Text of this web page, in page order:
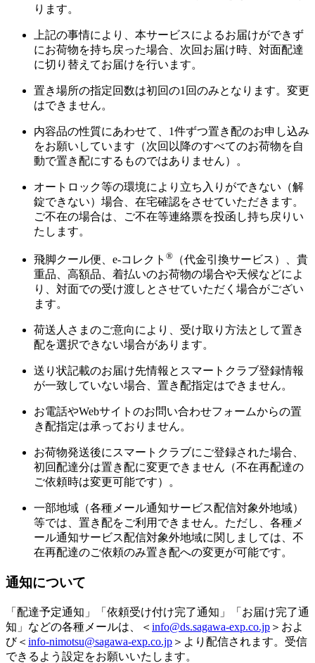
ります。
上記の事情により、本サービスによるお届けができず
にお荷物を持ち戻った場合、次回お届け時、対面配達
に切り替えてお届けを行います。
置き場所の指定回数は初回の1回のみとなります。変更
はできません。
内容品の性質にあわせて、1件ずつ置き配のお申し込み
をお願いしています（次回以降のすべてのお荷物を自
動で置き配にするものではありません）。
オートロック等の環境により立ち入りができない（解
錠できない）場合、在宅確認をさせていただきます。
ご不在の場合は、ご不在等連絡票を投函し持ち戻りい
たします。
飛脚クール便、e-コレクト ® （代金引換サービス）、貴
重品、高額品、着払いのお荷物の場合や天候などによ
り、対面での受け渡しとさせていただく場合がござい
ます。
荷送人さまのご意向により、受け取り方法として置き
配を選択できない場合があります。
送り状記載のお届け先情報とスマートクラブ登録情報
が一致していない場合、置き配指定はできません。
お電話やWebサイトのお問い合わせフォームからの置
き配指定は承っておりません。
お荷物発送後にスマートクラブにご登録された場合、
初回配達分は置き配に変更できません（不在再配達の
ご依頼時は変更可能です）。
一部地域（各種メール通知サービス配信対象外地域）
等では、置き配をご利用できません。ただし、各種メ
ール通知サービス配信対象外地域に関しましては、不
在再配達のご依頼のみ置き配への変更が可能です。
通知について
「配達予定通知」「依頼受け付け完了通知」「お届け完了通
知」などの各種メールは、＜ info@ds.sagawa-exp.co.jp ＞およ
び＜ info-nimotsu@sagawa-exp.co.jp ＞より配信されます。受信
できるよう設定をお願いいたします。